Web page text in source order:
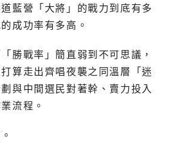
藍營「大將」的戰力到底有多
成功率有多高。
勝戰率」簡直弱到不可思議，
算走出齊唱夜襲之同溫層「迷
與中間選民對著幹、賣力投入
流程。